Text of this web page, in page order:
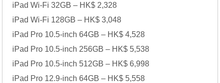
iPad Wi-Fi 32GB – HK$ 2,328
iPad Wi-Fi 128GB – HK$ 3,048
iPad Pro 10.5-inch 64GB – HK$ 4,528
iPad Pro 10.5-inch 256GB – HK$ 5,538
iPad Pro 10.5-inch 512GB – HK$ 6,998
iPad Pro 12.9-inch 64GB – HK$ 5,558